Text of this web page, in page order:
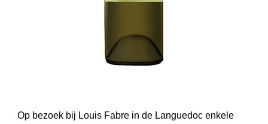
Op bezoek bij Louis Fabre in de Languedoc enkele